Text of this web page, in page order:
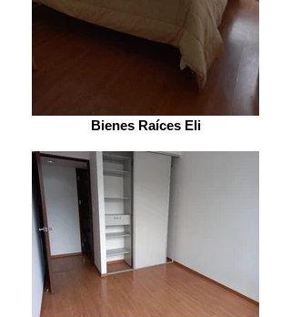
Bienes Raíces Eli